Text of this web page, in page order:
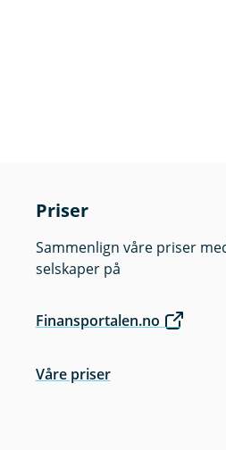
Priser
Sammenlign våre priser
selskaper på
Finansportalen.no
Våre priser